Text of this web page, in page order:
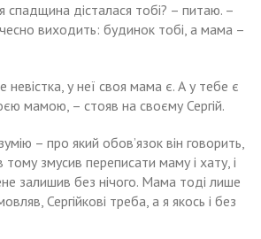
спадщина дісталася тобі? – питаю. –
виходить: будинок тобі, а мама –
у неї своя мама є. А у тебе є
мамою, – стояв на своєму Сергій.
– про який обов’язок він говорить,
тому змусив переписати маму і хату, і
залишив без нічого. Мама тоді лише
Сергійкові треба, а я якось і без